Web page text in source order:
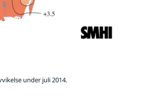
under juli 2014.